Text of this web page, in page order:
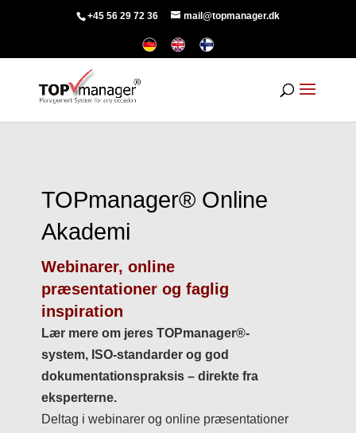
+45 56 29 72 36 mail@topmanager.dk
TOPmanager® Online
Akademi
Webinarer, online
præsentationer og faglig
inspiration
Lær mere om jeres TOPmanager®-
system, ISO-standarder og god
dokumentationspraksis – direkte fra
eksperterne.
Deltag i webinarer og online præsentationer